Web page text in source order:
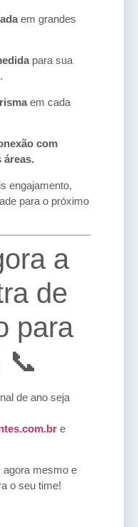
em grandes
para sua
em cada
com
áreas.
engajamento,
para o próximo
a
de
para
📞
de ano seja
e
agora mesmo e
o seu time!